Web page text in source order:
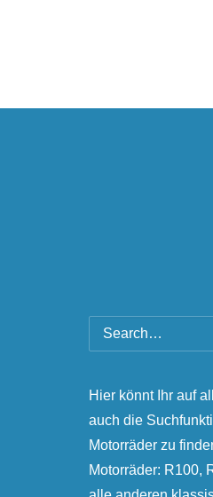
Hier könnt Ihr auf
auch die
Motorräder zu
Motorräder: R100,